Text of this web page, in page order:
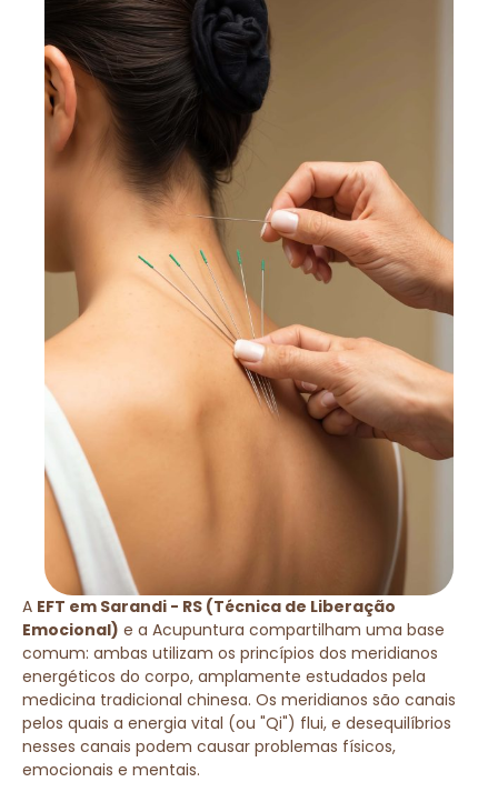
A EFT em Sarandi - RS (Técnica de Liberação
Emocional) e a Acupuntura compartilham uma base
comum: ambas utilizam os princípios dos meridianos
energéticos do corpo, amplamente estudados pela
medicina tradicional chinesa. Os meridianos são canais
pelos quais a energia vital (ou "Qi") flui, e desequilíbrios
nesses canais podem causar problemas físicos,
emocionais e mentais.